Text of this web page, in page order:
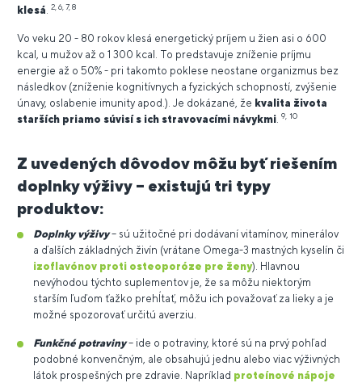
klesá
2, 6, 7, 8
Vo veku 20 - 80 rokov klesá energetický príjem u žien asi o 600
kcal, u mužov až o 1 300 kcal. To predstavuje zníženie príjmu
energie až o 50% - pri takomto poklese neostane organizmus bez
následkov (zníženie kognitívnych a fyzických schopností, zvýšenie
únavy, oslabenie imunity apod.). Je dokázané, že kvalita života
starších priamo súvisí s ich stravovacími návykmi 9, 10
Z uvedených dôvodov môžu byť riešením
doplnky výživy – existujú tri typy
produktov:
Doplnky výživy– sú užitočné pri dodávaní vitamínov, minerálov
a ďalších základných živín (vrátane Omega-3 mastných kyselín či
izoflavónov proti osteoporóze pre ženy). Hlavnou
nevýhodou týchto suplementov je, že sa môžu niektorým
starším ľuďom ťažko prehĺtať, môžu ich považovať za lieky a je
možné spozorovať určitú averziu.
Funkčné potraviny– ide o potraviny, ktoré sú na prvý pohľad
podobné konvenčným, ale obsahujú jednu alebo viac výživných
látok prospešných pre zdravie. Napríklad proteínové nápoje